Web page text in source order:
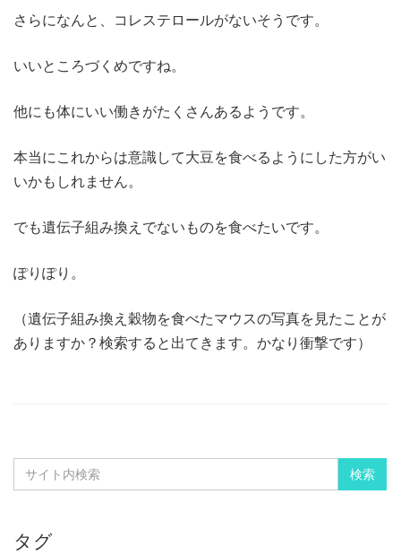
さらになんと、コレステロールがないそうです。
いいところづくめですね。
他にも体にいい働きがたくさんあるようです。
本当にこれからは意識して大豆を食べるようにした方がい
いかもしれません。
でも遺伝子組み換えでないものを食べたいです。
ぽりぽり。
（遺伝子組み換え穀物を食べたマウスの写真を見たことが
ありますか？検索すると出てきます。かなり衝撃です）
タグ